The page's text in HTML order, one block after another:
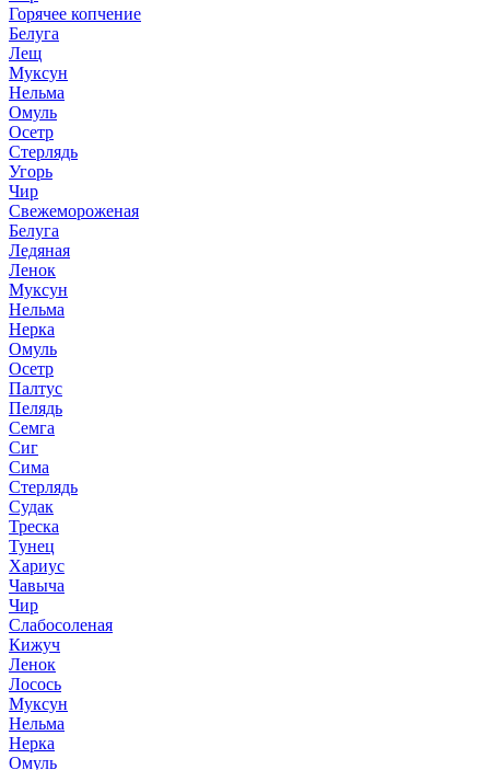
Горячее копчение
Белуга
Лещ
Муксун
Нельма
Омуль
Осетр
Стерлядь
Угорь
Чир
Свежемороженая
Белуга
Ледяная
Ленок
Муксун
Нельма
Нерка
Омуль
Осетр
Палтус
Пелядь
Семга
Сиг
Сима
Стерлядь
Судак
Треска
Тунец
Хариус
Чавыча
Чир
Слабосоленая
Кижуч
Ленок
Лосось
Муксун
Нельма
Нерка
Омуль